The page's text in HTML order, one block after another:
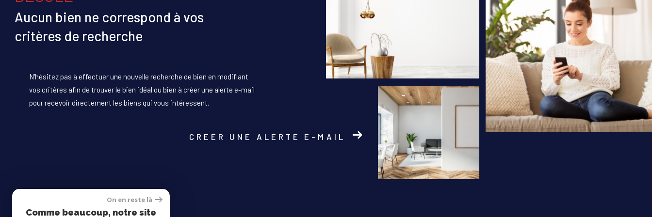
Aucun bien ne correspond à vos
critères de recherche
N'hésitez pas à effectuer une nouvelle recherche de bien en modifiant
vos critères afin de trouver le bien idéal ou bien à créer une alerte e-mail
pour recevoir directement les biens qui vous intéressent.
CREER UNE ALERTE E-MAIL
On en reste là
Comme beaucoup, notre site